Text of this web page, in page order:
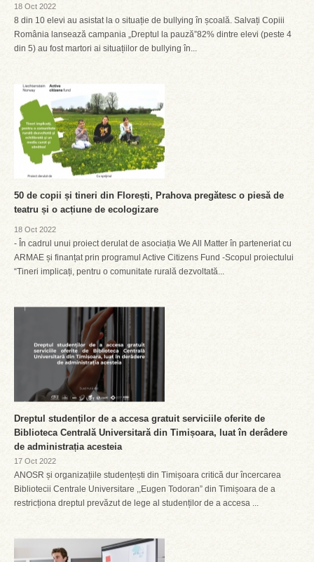
18 Oct 2022
8 din 10 elevi au asistat la o situație de bullying în școală. Salvați Copiii
România lansează campania „Dreptul la pauză”82% dintre elevi (peste 4
din 5) au fost martori ai situațiilor de bullying în...
50 de copii și tineri din Florești, Prahova pregătesc o piesă de
teatru și o acțiune de ecologizare
18 Oct 2022
- În cadrul unui proiect derulat de asociația We All Matter în parteneriat cu
ARMAE și finanțat prin programul Active Citizens Fund -Scopul proiectului
“Tineri implicați, pentru o comunitate rurală dezvoltată...
Dreptul studenților de a accesa gratuit serviciile oferite de
Biblioteca Centrală Universitară din Timișoara, luat în derâdere
de administrația acesteia
17 Oct 2022
ANOSR și organizațiile studențești din Timișoara critică dur încercarea
Bibliotecii Centrale Universitare ,,Eugen Todoran” din Timișoara de a
restricționa dreptul prevăzut de lege al studenților de a accesa ...